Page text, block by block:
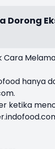
Dorong
hanya
.
ketika